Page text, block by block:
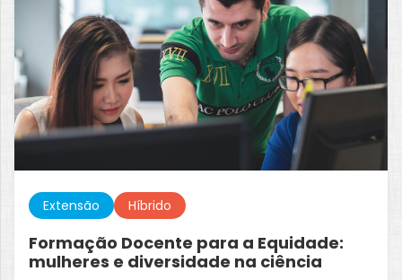
Extensão Híbrido
Formação Docente para a Equidade:
mulheres e diversidade na ciência